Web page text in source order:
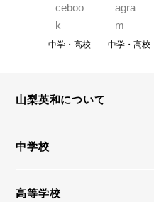
中学・高校 中学・高校
山梨英和について
中学校
高等学校